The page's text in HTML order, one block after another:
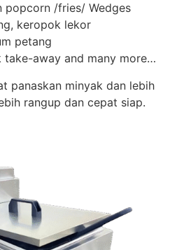
popcorn /fries/ Wedges
keropok lekor
petang
take-away and many more…
panaskan minyak dan lebih
rangup dan cepat siap.